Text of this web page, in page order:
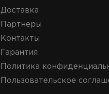
Доставка
Партнеры
Контакты
Гарантия
Политика
Пользовательское